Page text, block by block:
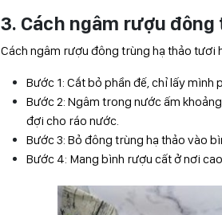
3. Cách ngâm rượu
Cách ngâm rượu đông trùng hạ thảo tươi
Bước 1: Cắt bỏ phần đế, chỉ lấy mình
Bước 2: Ngâm trong nước ấm
đợi cho ráo nước.
Bước 3: Bỏ đông trùng hạ thảo vào
Bước 4: Mang bình rượu cất ở nơi